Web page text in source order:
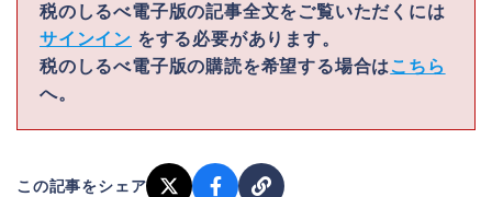
税のしるべ電子版の記事全文をご覧いただくには
サインイン をする必要があります。
税のしるべ電子版の購読を希望する場合は こちら
へ。
この記事をシェア